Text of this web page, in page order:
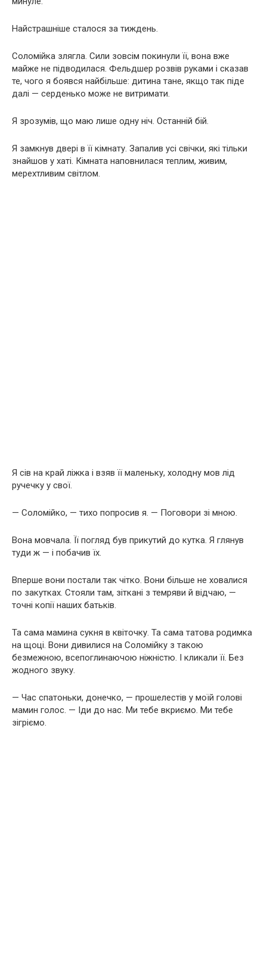
Найстрашніше сталося за тиждень.
Соломійка злягла. Сили зовсім покинули її, вона вже
майже не підводилася. Фельдшер розвів руками і сказав
те, чого я боявся найбільше: дитина тане, якщо так піде
далі — серденько може не витримати.
Я зрозумів, що маю лише одну ніч. Останній бій.
Я замкнув двері в її кімнату. Запалив усі свічки, які тільки
знайшов у хаті. Кімната наповнилася теплим, живим,
мерехтливим світлом.
Я сів на край ліжка і взяв її маленьку, холодну мов лід
ручечку у свої.
— Соломійко, — тихо попросив я. — Поговори зі мною.
Вона мовчала. Її погляд був прикутий до кутка. Я глянув
туди ж — і побачив їх.
Вперше вони постали так чітко. Вони більше не ховалися
по закутках. Стояли там, зіткані з темряви й відчаю, —
точні копії наших батьків.
Та сама мамина сукня в квіточку. Та сама татова родимка
на щоці. Вони дивилися на Соломійку з такою
безмежною, всепоглинаючою ніжністю. І кликали її. Без
жодного звуку.
— Час спатоньки, донечко, — прошелестів у моїй голові
мамин голос. — Іди до нас. Ми тебе вкриємо. Ми тебе
зігріємо.